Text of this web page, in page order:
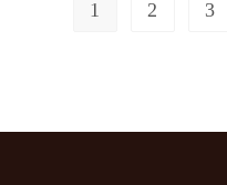
1 2 3